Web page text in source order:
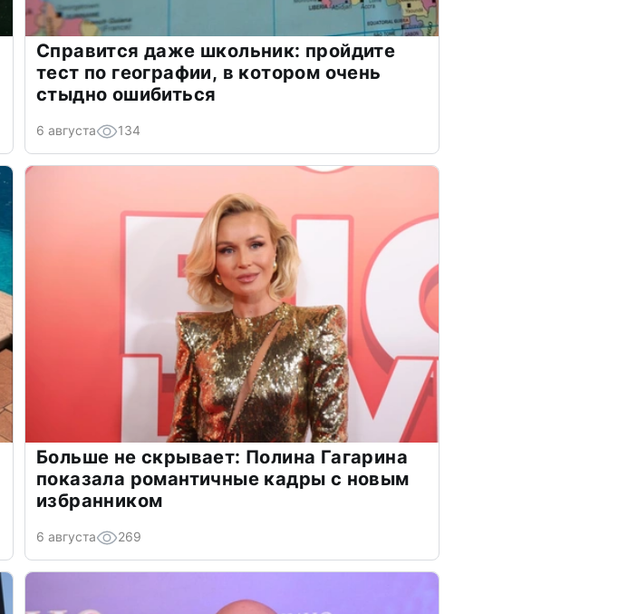
Справится даже школьник: пройдите
тест по географии, в котором очень
стыдно ошибиться
6 августа 134
Больше не скрывает: Полина Гагарина
показала романтичные кадры с новым
избранником
6 августа 269